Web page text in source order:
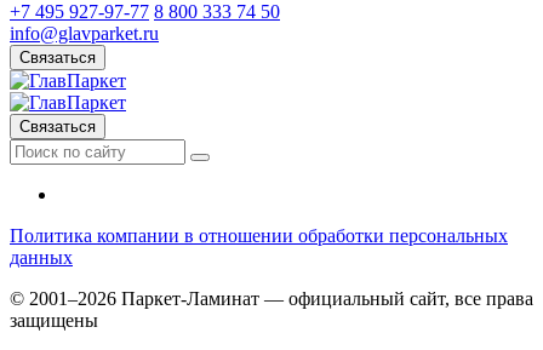
+7 495 927-97-77 8 800 333 74 50
info@glavparket.ru
Связаться
Связаться
Политика компании в отношении обработки персональных
данных
© 2001–2026 Паркет-Ламинат — официальный сайт, все права
защищены